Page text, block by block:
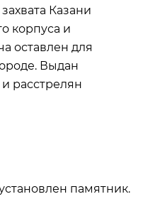
Казани
корпуса и
оставлен для
Выдан
расстрелян
памятник.